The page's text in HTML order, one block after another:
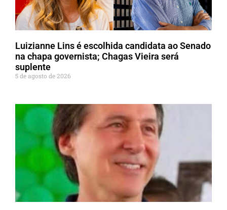
Luizianne Lins é escolhida candidata ao Senado
na chapa governista; Chagas Vieira será
suplente
5 de agosto de 2026